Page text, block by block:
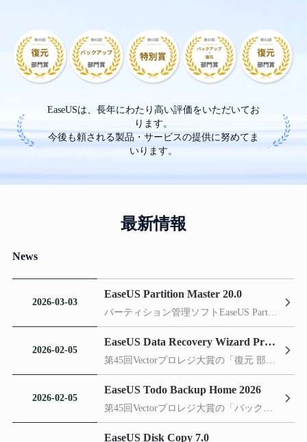
EaseUSは、長年にわたり高い評価をいただいてお
ります。
今後も頼される製品・サービスの提供に努めてま
いります。
最新情報
News
2026-03-03
EaseUS Partition Master 20.0
パーティション管理ソフトEaseUS Partition Masterがバージョン20.0をリリースしました。最新バージョンではexfatに対する機能は完全体に進化し、便利な1クリックパーティション生成機能も追加しました。
2026-02-05
EaseUS Data Recovery Wizard Professional
2026-02-05
EaseUS Todo Backup Home 2026
EaseUS Disk Copy 7.0